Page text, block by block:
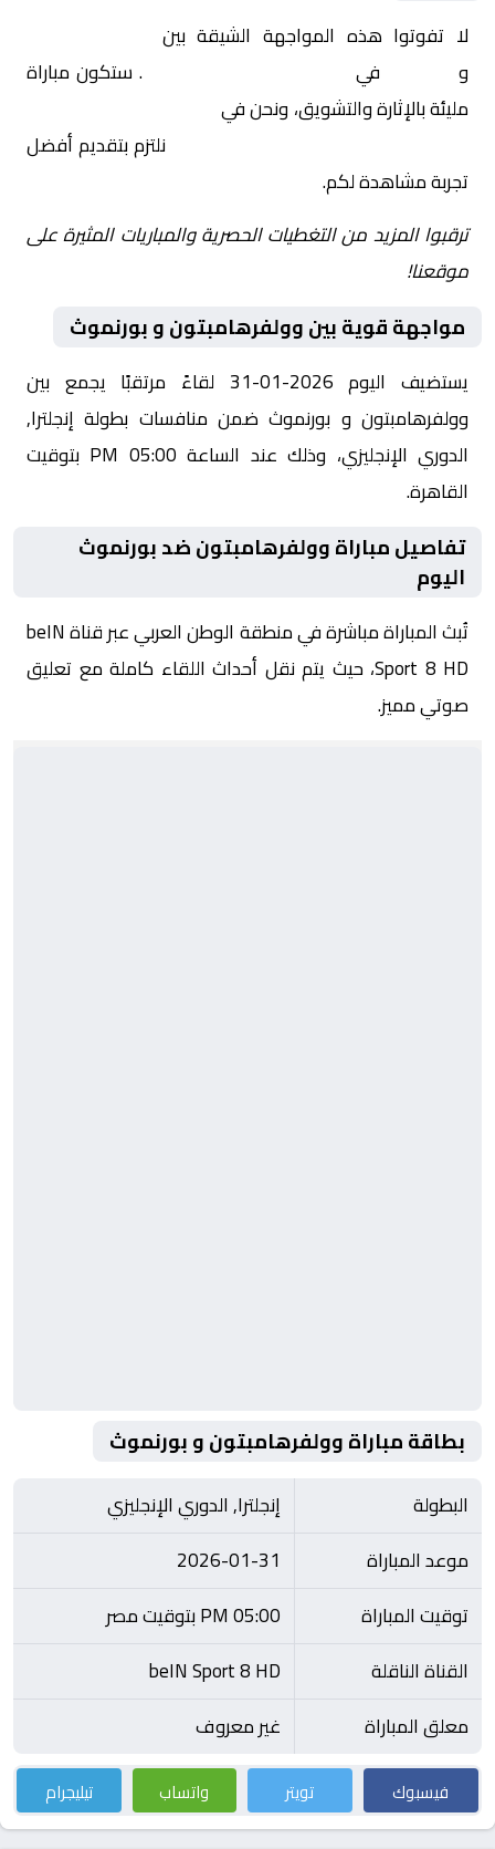
لا تفوتوا هذه المواجهة الشيقة بين
و
في
. ستكون مباراة
مليئة بالإثارة والتشويق، ونحن في
نلتزم بتقديم أفضل
تجربة مشاهدة لكم.
ترقبوا المزيد من التغطيات الحصرية والمباريات المثيرة على
موقعنا!
مواجهة قوية بين وولفرهامبتون و بورنموث
يستضيف اليوم 2026-01-31 لقاءً مرتقبًا يجمع بين
وولفرهامبتون و بورنموث ضمن منافسات بطولة إنجلترا,
الدوري الإنجليزي، وذلك عند الساعة 05:00 PM بتوقيت
القاهرة.
تفاصيل مباراة وولفرهامبتون ضد بورنموث
اليوم
تُبث المباراة مباشرة في منطقة الوطن العربي عبر قناة beIN
Sport 8 HD، حيث يتم نقل أحداث اللقاء كاملة مع تعليق
صوتي مميز.
بطاقة مباراة وولفرهامبتون و بورنموث
البطولة
إنجلترا, الدوري الإنجليزي
موعد المباراة
2026-01-31
توقيت المباراة
05:00 PM بتوقيت مصر
القناة الناقلة
beIN Sport 8 HD
معلق المباراة
غير معروف
فيسبوك تويتر واتساب تيليجرام